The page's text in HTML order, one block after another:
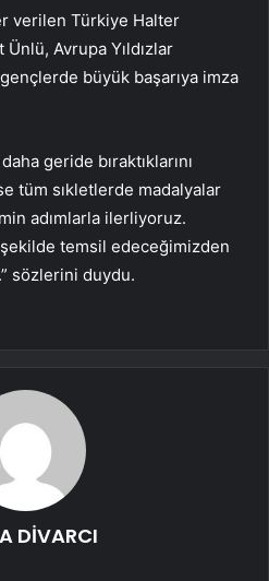
verilen Türkiye Halter
Avrupa Yıldızlar
gençlerde büyük başarıya imza
geride bıraktıklarını
tüm sıkletlerde madalyalar
adımlarla ilerliyoruz.
temsil edeceğimizden
sözlerini duydu.
DİVARCI